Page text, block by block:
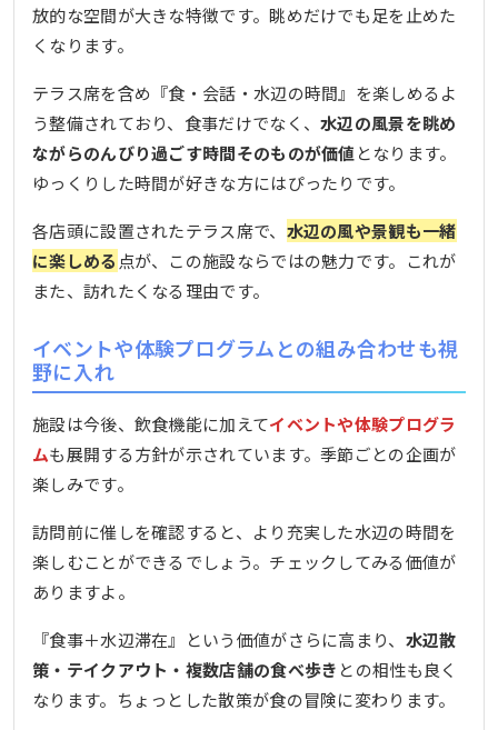
放的な空間が大きな特徴です。眺めだけでも足を止めた
くなります。
テラス席を含め『食・会話・水辺の時間』を楽しめるよ
う整備されており、食事だけでなく、水辺の風景を眺め
ながらのんびり過ごす時間そのものが価値 となります。
ゆっくりした時間が好きな方にはぴったりです。
各店頭に設置されたテラス席で、 水辺の風や景観も一緒
に楽しめる 点が、この施設ならではの魅力です。これが
また、訪れたくなる理由です。
イベントや体験プログラムとの組み合わせも視
野に入れ
施設は今後、飲食機能に加えてイベントや体験プログラ
ムも展開する方針が示されています。季節ごとの企画が
楽しみです。
訪問前に催しを確認すると、より充実した水辺の時間を
楽しむことができるでしょう。チェックしてみる価値が
ありますよ。
『食事＋水辺滞在』という価値がさらに高まり、 水辺散
策・テイクアウト・複数店舗の食べ歩き との相性も良く
なります。ちょっとした散策が食の冒険に変わります。